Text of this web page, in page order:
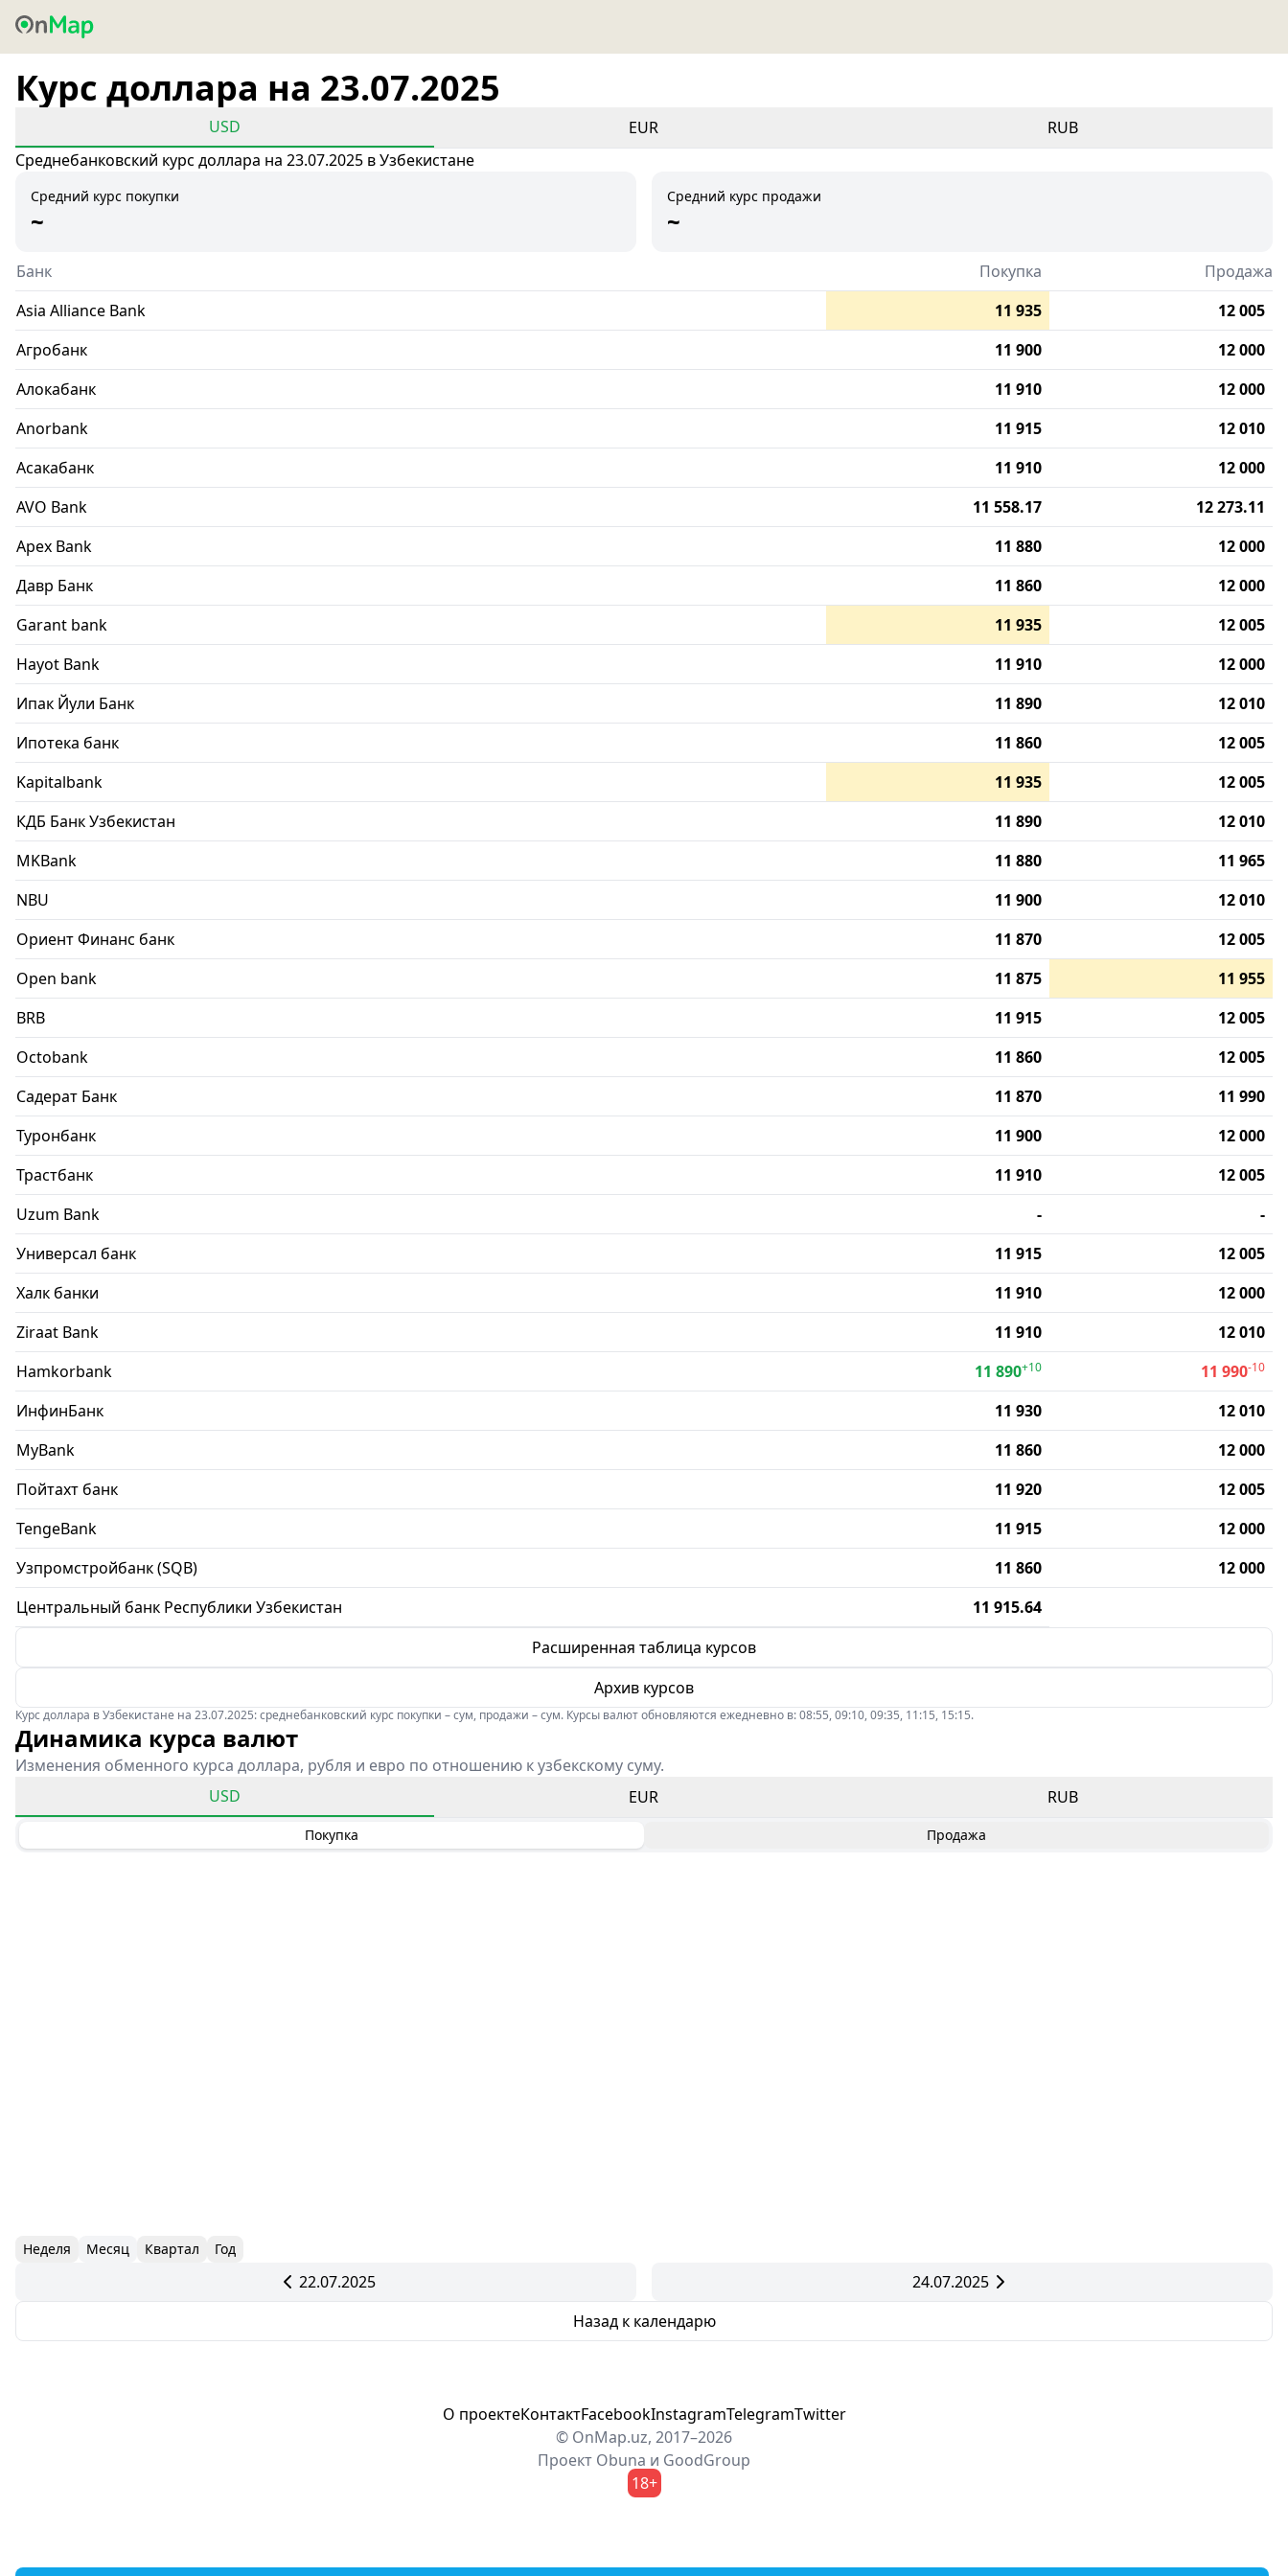
Курс доллара на 23.07.2025
USD EUR
RUB
Среднебанковский курс доллара на 23.07.2025 в Узбекистане
Средний курс покупки
~
Средний курс продажи
~
Банк Покупка
Продажа
Asia Alliance Bank
11 935
12 005
Агробанк
11 900
12 000
Алокабанк
11 910
12 000
Anorbank
11 915
12 010
Асакабанк
11 910
12 000
AVO Bank
11 558.17
12 273.11
Apex Bank
11 880
12 000
Давр Банк
11 860
12 000
Garant bank
11 935
12 005
Hayot Bank
11 910
12 000
Ипак Йули Банк
11 890
12 010
Ипотека банк
11 860
12 005
Kapitalbank
11 935
12 005
КДБ Банк Узбекистан
11 890
12 010
MKBank
11 880
11 965
NBU
11 900
12 010
Ориент Финанс банк
11 870
12 005
Open bank
11 875
11 955
BRB
11 915
12 005
Octobank
11 860
12 005
Садерат Банк
11 870
11 990
Туронбанк
11 900
12 000
Трастбанк
11 910
12 005
Uzum Bank
-
-
Универсал банк
11 915
12 005
Халк банки
11 910
12 000
Ziraat Bank
11 910
12 010
Hamkorbank
11 890+10 11 990-10
ИнфинБанк 11 930
12 010
MyBank
11 860
12 000
Пойтахт банк
11 920
12 005
TengeBank
11 915
12 000
Узпромстройбанк (SQB)
11 860
12 000
Центральный банк Республики Узбекистан
11 915.64
Расширенная таблица курсов
Архив курсов
Курс доллара в Узбекистане на 23.07.2025: среднебанковский курс покупки – сум, продажи – сум. Курсы валют обновляются ежедневно в: 08:55, 09:10, 09:35, 11:15, 15:15.
Динамика курса валют
Изменения обменного курса доллара, рубля и евро по отношению к узбекскому суму.
USD
EUR RUB
Покупка Продажа
Неделя Месяц Квартал Год
22.07.2025
24.07.2025
Назад к календарю
О проектеКонтактFacebookInstagramTelegramTwitter
© OnMap.uz, 2017–2026
Проект Obuna и GoodGroup
18+